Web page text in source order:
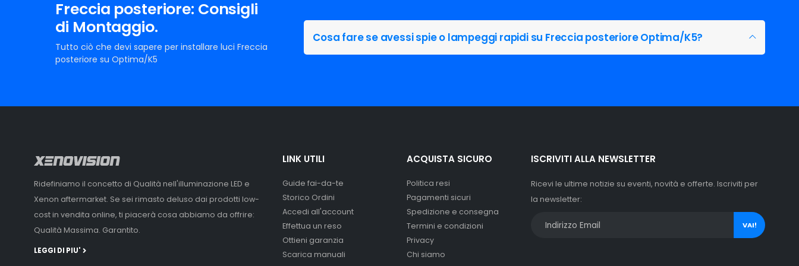
Freccia posteriore: Consigli
di Montaggio.
Tutto ciò che devi sapere per installare luci Freccia
posteriore su Optima/K5
Cosa fare se avessi spie o lampeggi rapidi su Freccia posteriore Optima/K5?
Ridefiniamo il concetto di Qualità nell'illuminazione LED e
Xenon aftermarket. Se sei rimasto deluso dai prodotti low-
cost in vendita online, ti piacerà cosa abbiamo da offrire:
Qualità Massima. Garantito.
LEGGI DI PIU'
LINK UTILI
Guide fai-da-te
Storico Ordini
Accedi all'account
Effettua un reso
Ottieni garanzia
Scarica manuali
ACQUISTA SICURO
Politica resi
Pagamenti sicuri
Spedizione e consegna
Termini e condizioni
Privacy
Chi siamo
ISCRIVITI ALLA NEWSLETTER
Ricevi le ultime notizie su eventi, novità e offerte. Iscriviti per
la newsletter:
VAI!